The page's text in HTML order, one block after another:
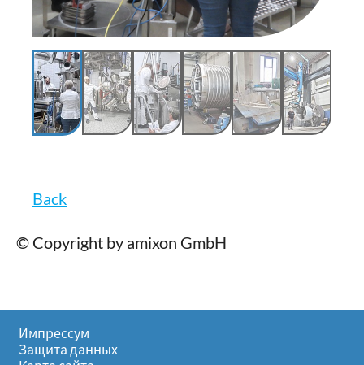
Back
© Copyright by amixon GmbH
Импрессум
Защита данных